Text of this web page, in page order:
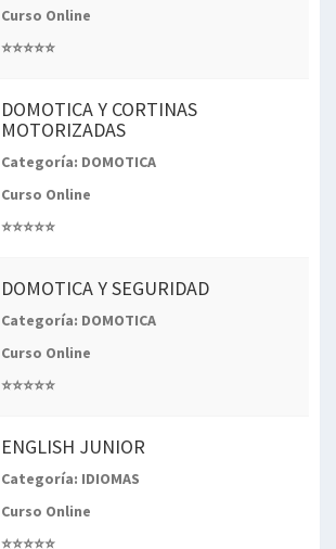
Curso Online
⭐⭐⭐⭐⭐
DOMOTICA Y CORTINAS
MOTORIZADAS
Categoría: DOMOTICA
Curso Online
⭐⭐⭐⭐⭐
DOMOTICA Y SEGURIDAD
Categoría: DOMOTICA
Curso Online
⭐⭐⭐⭐⭐
ENGLISH JUNIOR
Categoría: IDIOMAS
Curso Online
⭐⭐⭐⭐⭐